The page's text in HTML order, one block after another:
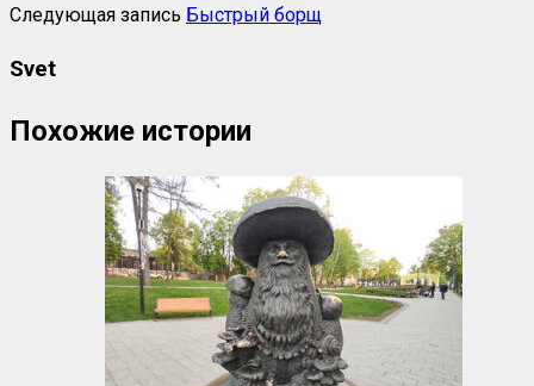
Следующая запись Быстрый борщ
Svet
Похожие истории